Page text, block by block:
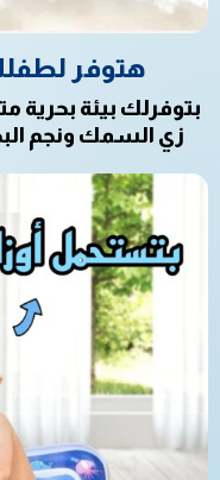
هتوفر
بتوفرلك بيئة بحرية
زي السمك ونجم